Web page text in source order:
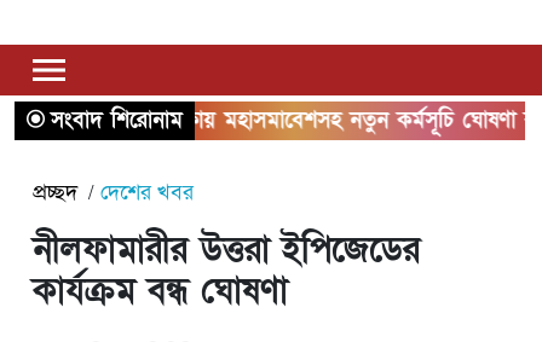
সংবাদ শিরোনামঢাকায় মহাসমাবেশসহ নতুন কর্মসূচি ঘোষণা করলো
প্রচ্ছদ দেশের খবর
নীলফামারীর উত্তরা ইপিজেডের
কার্যক্রম বন্ধ ঘোষণা